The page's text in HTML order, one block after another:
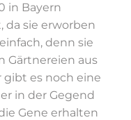
in Bayern
sie erworben
denn sie
Gärtnereien aus
gibt es noch eine
in der Gegend
Gene erhalten